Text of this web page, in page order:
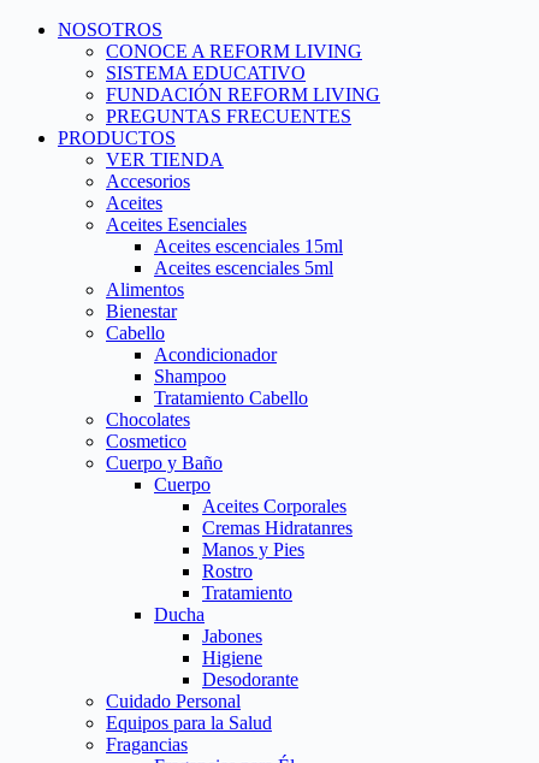
NOSOTROS
CONOCE A REFORM LIVING
SISTEMA EDUCATIVO
FUNDACIÓN REFORM LIVING
PREGUNTAS FRECUENTES
PRODUCTOS
VER TIENDA
Accesorios
Aceites
Aceites Esenciales
Aceites escenciales 15ml
Aceites escenciales 5ml
Alimentos
Bienestar
Cabello
Acondicionador
Shampoo
Tratamiento Cabello
Chocolates
Cosmetico
Cuerpo y Baño
Cuerpo
Aceites Corporales
Cremas Hidratanres
Manos y Pies
Rostro
Tratamiento
Ducha
Jabones
Higiene
Desodorante
Cuidado Personal
Equipos para la Salud
Fragancias